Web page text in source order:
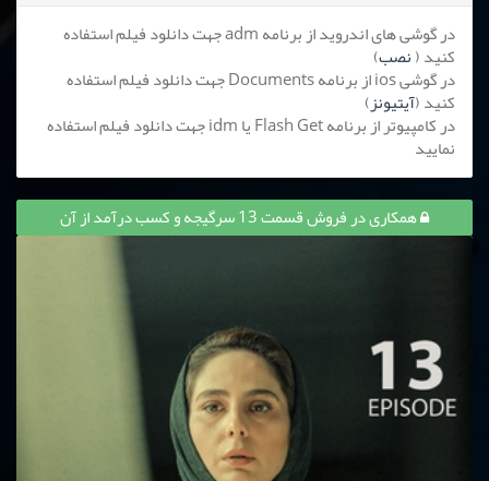
در گوشی های اندروید از برنامه adm جهت دانلود فیلم استفاده
کنید (نصب)
در گوشی ios از برنامه Documents جهت دانلود فیلم استفاده
کنید (آیتیونز)
در کامپیوتر از برنامه Flash Get یا idm جهت دانلود فیلم استفاده
نمایید
همکاری در فروش قسمت 13 سرگیجه و کسب درآمد از آن